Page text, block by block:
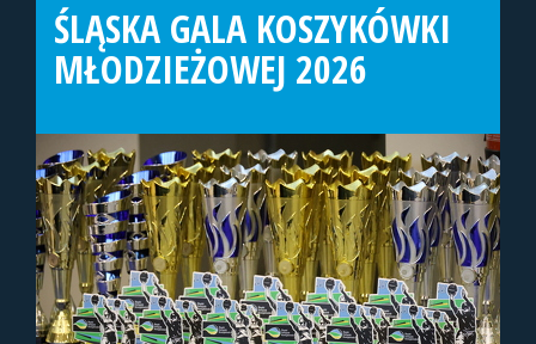
ŚLĄSKA GALA KOSZYKÓWKI
MŁODZIEŻOWEJ 2026